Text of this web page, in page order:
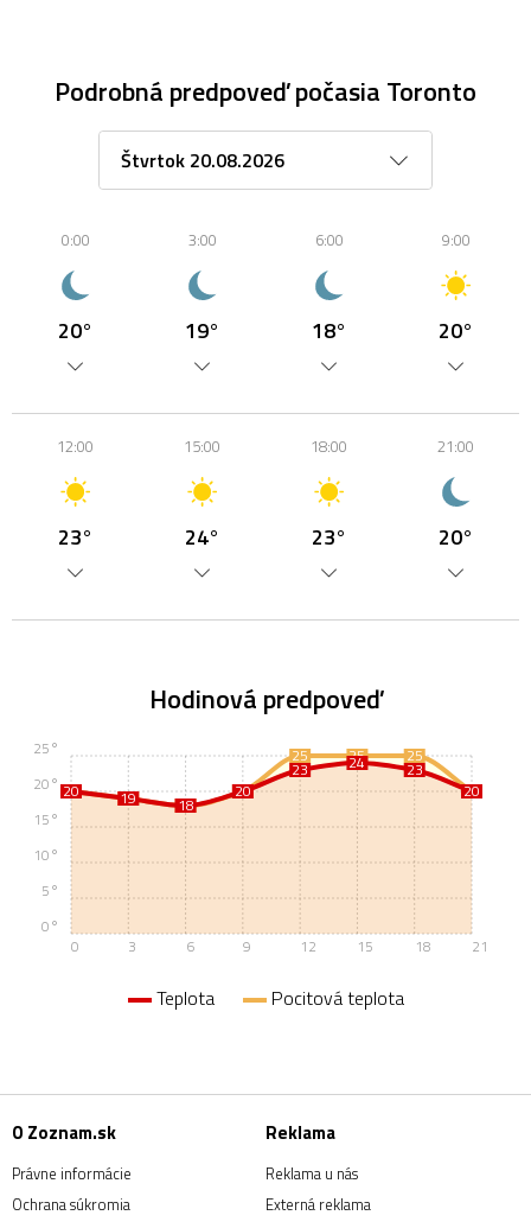
Podrobná predpoveď počasia Toronto
0:00
20°
3:00
19°
6:00
18°
9:00
20°
12:00
23°
15:00
24°
18:00
23°
21:00
20°
Hodinová predpoveď
20 19 18
20
25 25
25
20
20 19 18
20
23 24
23
20
0 3 6 9 12 15 18 21
0°
5°
10°
15°
20°
25°
Teplota Pocitová teplota
O Zoznam.sk
Právne informácie
Ochrana súkromia
Reklama
Reklama u nás
Externá reklama